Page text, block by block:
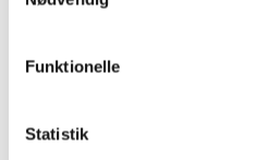
Funktionelle
Statistik
...